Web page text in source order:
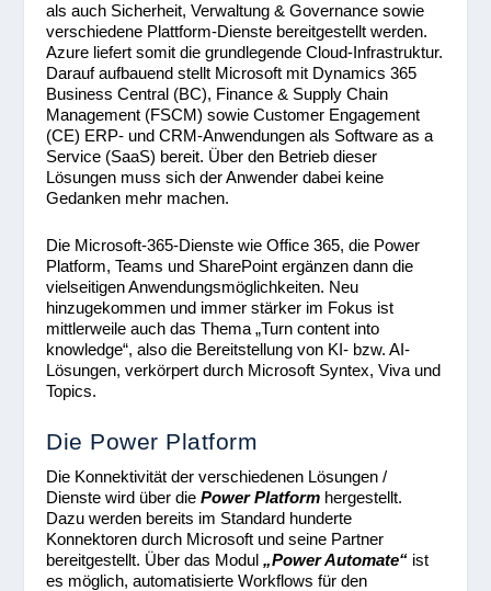
als auch Sicherheit, Verwaltung & Governance sowie
verschiedene Plattform-Dienste bereitgestellt werden.
Azure liefert somit die grundlegende Cloud-Infrastruktur.
Darauf aufbauend stellt Microsoft mit Dynamics 365
Business Central (BC), Finance & Supply Chain
Management (FSCM) sowie Customer Engagement
(CE) ERP- und CRM-Anwendungen als Software as a
Service (SaaS) bereit. Über den Betrieb dieser
Lösungen muss sich der Anwender dabei keine
Gedanken mehr machen.
Die Microsoft-365-Dienste wie Office 365, die Power
Platform, Teams und SharePoint ergänzen dann die
vielseitigen Anwendungsmöglichkeiten. Neu
hinzugekommen und immer stärker im Fokus ist
mittlerweile auch das Thema „Turn content into
knowledge“, also die Bereitstellung von KI- bzw. AI-
Lösungen, verkörpert durch Microsoft Syntex, Viva und
Topics.
Die Power Platform
Die Konnektivität der verschiedenen Lösungen /
Dienste wird über diePower Platform hergestellt.
Dazu werden bereits im Standard hunderte
Konnektoren durch Microsoft und seine Partner
bereitgestellt. Über das Modul„Power Automate“ ist
es möglich, automatisierte Workflows für den